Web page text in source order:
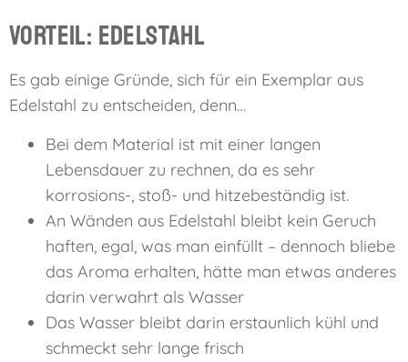
Vorteil: Edelstahl
Es gab einige Gründe, sich für ein Exemplar aus
Edelstahl zu entscheiden, denn…
Bei dem Material ist mit einer langen
Lebensdauer zu rechnen, da es sehr
korrosions-, stoß- und hitzebeständig ist.
An Wänden aus Edelstahl bleibt kein Geruch
haften, egal, was man einfüllt – dennoch bliebe
das Aroma erhalten, hätte man etwas anderes
darin verwahrt als Wasser
Das Wasser bleibt darin erstaunlich kühl und
schmeckt sehr lange frisch